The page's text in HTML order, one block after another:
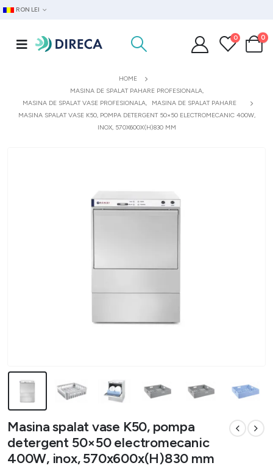
RON LEI
0 0
HOME
MASINA DE SPALAT PAHARE PROFESIONALA,
MASINA DE SPALAT VASE PROFESIONALA,
MASINA DE SPALAT PAHARE
MASINA SPALAT VASE K50, POMPA DETERGENT 50×50 ELECTROMECANIC 400W,
INOX, 570X600X(H)830 MM
Masina spalat vase K50, pompa
detergent 50×50 electromecanic
400W, inox, 570x600x(H)830 mm